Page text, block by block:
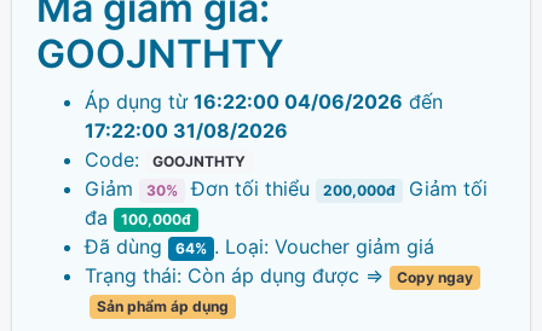
GOOJNTHTY
Áp dụng từ 16:22:00 04/06/2026 đến
17:22:00 31/08/2026
Code:
GOOJNTHTY
Giảm 30% Đơn tối thiểu 200,000đ
Giảm tối
đa
100,000đ
Đã dùng 64% . Loại: Voucher giảm giá
Trạng thái: Còn áp dụng được =>
Copy ngay
Sản phẩm áp dụng